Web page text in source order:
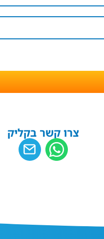
צרו קשר בקליק